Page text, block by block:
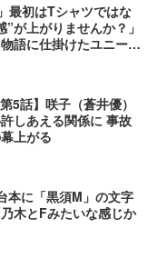
最初はTシャツではな
が上がりませんか？」
語に仕掛けたユニーク
しあえる関係に 事故
上がる
本に「黒須M」の文字
木とFみたいな感じか